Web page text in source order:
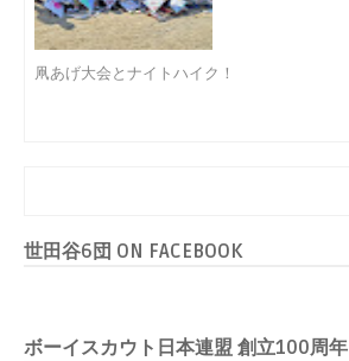
凧あげ大会とナイトハイク！
世田谷6団 ON FACEBOOK
ボーイスカウト日本連盟 創立100周年